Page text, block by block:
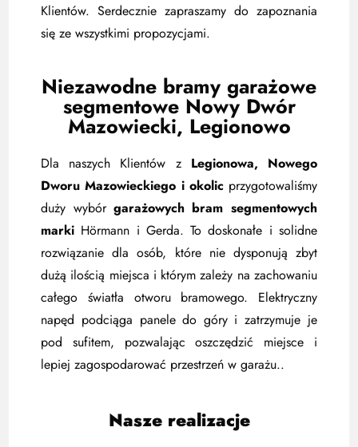
Klientów. Serdecznie zapraszamy do zapoznania
się ze wszystkimi propozycjami.
Niezawodne bramy garażowe
segmentowe Nowy Dwór
Mazowiecki, Legionowo
Dla naszych Klientów z Legionowa, Nowego
Dworu Mazowieckiego i okolic przygotowaliśmy
duży wybór garażowych bram segmentowych
marki Hörmann i Gerda. To doskonałe i solidne
rozwiązanie dla osób, które nie dysponują zbyt
dużą ilością miejsca i którym zależy na zachowaniu
całego światła otworu bramowego. Elektryczny
napęd podciąga panele do góry i zatrzymuje je
pod sufitem, pozwalając oszczędzić miejsce i
lepiej zagospodarować przestrzeń w garażu..
Nasze realizacje